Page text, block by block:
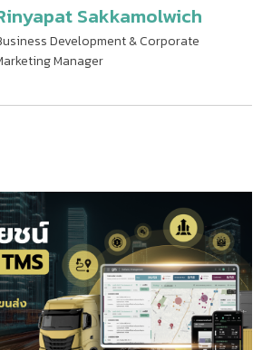
Sakkamolwich
Development & Corporate
Manager